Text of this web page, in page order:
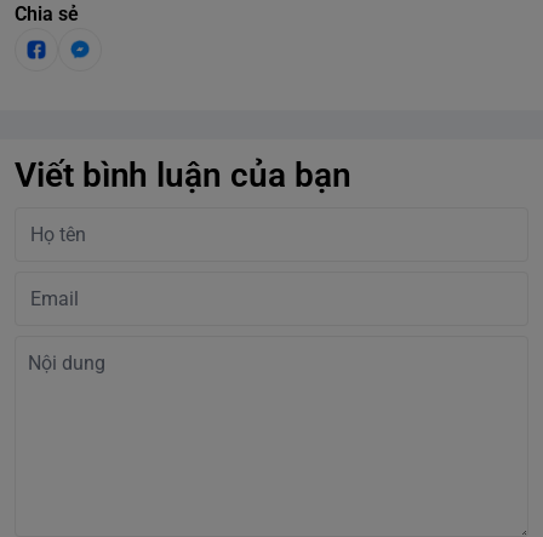
Chia sẻ
Viết bình luận của bạn